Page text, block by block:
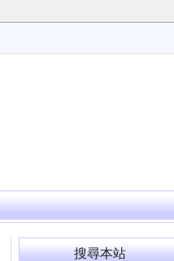
搜尋本站